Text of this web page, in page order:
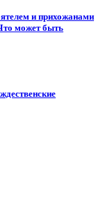
и прихожанами
может быть